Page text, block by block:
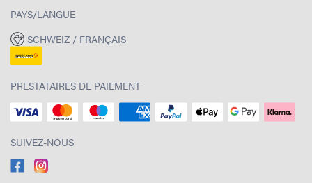
PAYS/LANGUE
SCHWEIZ / FRANÇAIS
PRESTATAIRES DE PAIEMENT
SUIVEZ-NOUS